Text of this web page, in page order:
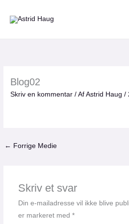
Blog02
Skriv en kommentar / AfAstrid Haug/
← Forrige Medie
Skriv et svar
Din e-mailadresse vil ikke blive
er markeret med *